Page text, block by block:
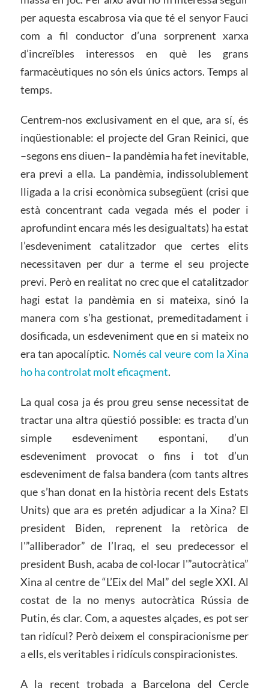
per aquesta escabrosa via que té el senyor Fauci
com a fil conductor d’una sorprenent xarxa
d’increïbles interessos en què les grans
farmacèutiques no són els únics actors. Temps al
temps.
Centrem-nos exclusivament en el que, ara sí, és
inqüestionable: el projecte del Gran Reinici, que
–segons ens diuen– la pandèmia ha fet inevitable,
era previ a ella. La pandèmia, indissolublement
lligada a la crisi econòmica subsegüent (crisi que
està concentrant cada vegada més el poder i
aprofundint encara més les desigualtats) ha estat
l’esdeveniment catalitzador que certes elits
necessitaven per dur a terme el seu projecte
previ. Però en realitat no crec que el catalitzador
hagi estat la pandèmia en si mateixa, sinó la
manera com s’ha gestionat, premeditadament i
dosificada, un esdeveniment que en si mateix no
era tan apocalíptic. Només cal veure com la Xina
ho ha controlat molt eficaçment.
La qual cosa ja és prou greu sense necessitat de
tractar una altra qüestió possible: es tracta d’un
simple esdeveniment espontani, d’un
esdeveniment provocat o fins i tot d’un
esdeveniment de falsa bandera (com tants altres
que s’han donat en la història recent dels Estats
Units) que ara es pretén adjudicar a la Xina? El
president Biden, reprenent la retòrica de
l'”alliberador” de l’Iraq, el seu predecessor el
president Bush, acaba de col·locar l'”autocràtica”
Xina al centre de “L’Eix ​​del Mal” del segle XXI. Al
costat de la no menys autocràtica Rússia de
Putin, és clar. Com, a aquestes alçades, es pot ser
tan ridícul? Però deixem el conspiracionisme per
a ells, els veritables i ridículs conspiracionistes.
A la recent trobada a Barcelona del Cercle